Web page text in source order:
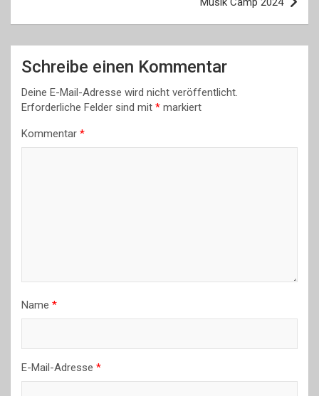
Schreibe einen Kommentar
Deine E-Mail-Adresse wird nicht veröffentlicht.
Erforderliche Felder sind mit * markiert
Kommentar *
Name *
E-Mail-Adresse *